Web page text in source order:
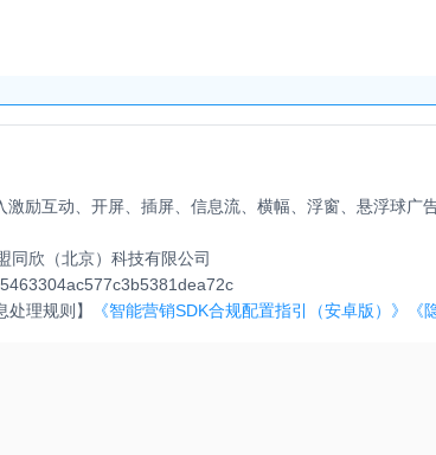
激励互动、开屏、插屏、信息流、横幅、浮窗、悬浮球广
同欣（北京）科技有限公司
处理规则】 《智能营销SDK合规配置指引（安卓版）》 《